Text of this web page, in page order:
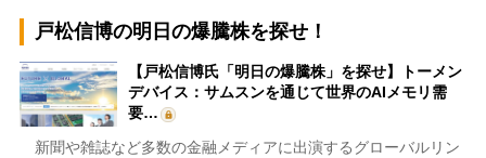
戸松信博の明日の爆騰株を探せ！
【戸松信博氏「明日の爆騰株」を探せ】トーメン
デバイス：サムスンを通じて世界のAIメモリ需
要…
新聞や雑誌など多数の金融メディアに出演するグローバルリン